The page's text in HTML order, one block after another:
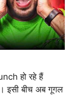
हो रहे हैं
इसी बीच अब गूगल